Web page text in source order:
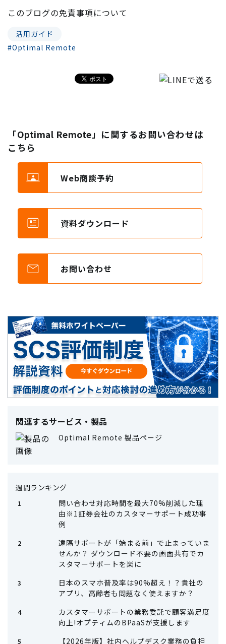
このブログの免責事項について
活用ガイド
#Optimal Remote
「Optimal Remote」に関するお問い合わせは
こちら
Web商談予約
資料ダウンロード
お問い合わせ
関連するサービス・製品
Optimal Remote 製品ページ
週間ランキング
問い合わせ対応時間を最大70%削減した理
由※1証券会社のカスタマーサポート成功事
例
遠隔サポートが「始まる前」で止まっていま
せんか？ ダウンロード不要の画面共有でカ
スタマーサポートを楽に
日本のスマホ普及率は90%超え！？貴社の
アプリ、高齢者も問題なく使えますか？
カスタマーサポートの業務委託で顧客満足度
向上!オプティムのBPaaSが支援します
【2026年版】社内ヘルプデスク業務の負担